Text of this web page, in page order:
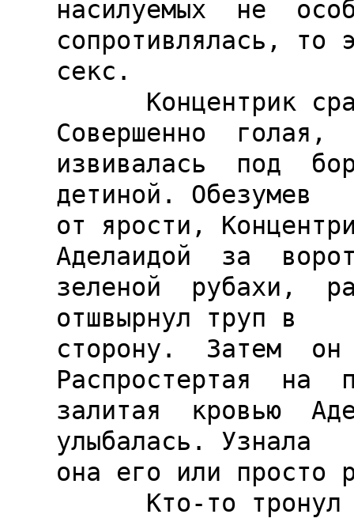
насилуемых  не
сопротивлялась, то
секс.
Совершенно  голая,
извивалась  под
детиной. Обезумев
от ярости,
Аделаидой  за
зеленой  рубахи,
отшвырнул труп в
сторону.  Затем
Распростертая  на
залитая  кровью
улыбалась. Узнала
она его или просто